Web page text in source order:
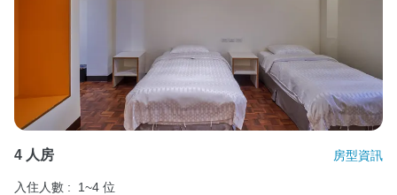
4 人房 房型資訊
入住人數 :
1~4 位